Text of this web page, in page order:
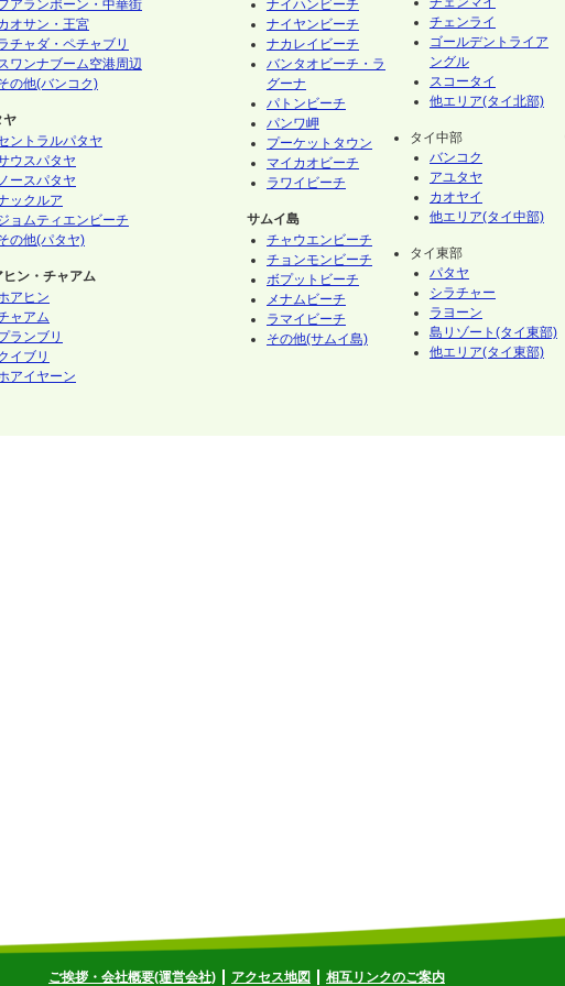
アランポーン・中華街
オサン・王宮
チャダ・ペチャブリ
ワンナブーム空港周辺
の他(バンコク)
ヤ
ントラルパタヤ
ウスパタヤ
ースパタヤ
ックルア
ョムティエンビーチ
の他(パタヤ)
ヒン・チャアム
アヒン
ャアム
ランブリ
イブリ
アイヤーン
ナイハンビーチ
ナイヤンビーチ
ナカレイビーチ
バンタオビーチ・ラ
グーナ
パトンビーチ
パンワ岬
プーケットタウン
マイカオビーチ
ラワイビーチ
サムイ島
チャウエンビーチ
チョンモンビーチ
ボプットビーチ
メナムビーチ
ラマイビーチ
その他(サムイ島)
チェンライ
ゴールデントライア
ングル
スコータイ
他エリア(タイ北部)
タイ中部
バンコク
アユタヤ
カオヤイ
他エリア(タイ中部)
タイ東部
パタヤ
シラチャー
ラヨーン
島リゾート(タイ東部)
他エリア(タイ東部)
ご挨拶・会社概要(運営会社) アクセス地図 相互リンクのご案内